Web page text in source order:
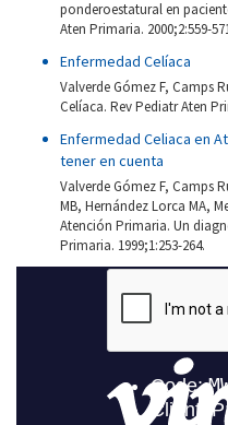
ponderoestatural en
Aten Primaria. 2000;2:559-
Enfermedad Celíaca
Valverde Gómez F, Camps
Celíaca. Rev Pediatr Aten
Enfermedad Celiaca en
tener en cuenta
Valverde Gómez F, Camps
MB, Hernández Lorca MA,
Atención Primaria. Un
Primaria. 1999;1:253-264.